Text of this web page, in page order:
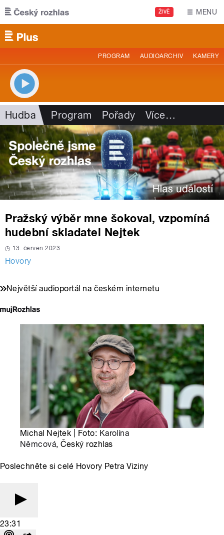
Přejít k hlavnímu obsahu
ŽIVĚ MENU
PROGRAM AUDIOARCHIV KAMERY
Hudba Program Pořady Více…
Pražský výběr mne šokoval, vzpomíná
hudební skladatel Nejtek
13. červen 2023
Hovory
Největší audioportál na českém internetu
Michal Nejtek | Foto: Karolína
Němcová, Český rozhlas
Poslechněte si celé Hovory Petra Viziny
23:31